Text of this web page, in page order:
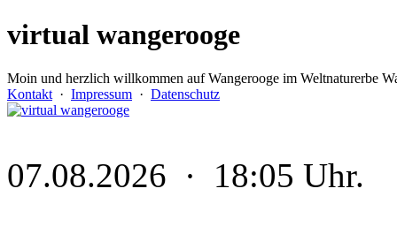
virtual wangerooge
Moin und herzlich willkommen auf Wangerooge im Weltnaturerbe
Kontakt · Impressum · Datenschutz
07.08.2026 · 18:05 Uhr.